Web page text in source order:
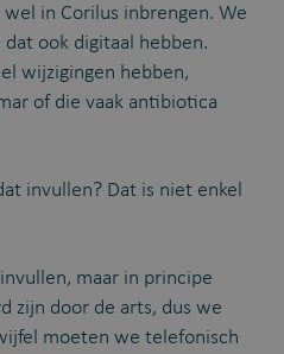
in Corilus inbrengen. We
ook digitaal hebben.
wijzigingen hebben,
of die vaak antibiotica
invullen? Dat is niet enkel
maar in principe
zijn door de arts, dus we
moeten we telefonisch